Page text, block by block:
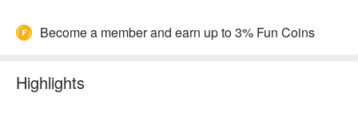
Become a member and earn up to 3% Fun Coins
Highlights